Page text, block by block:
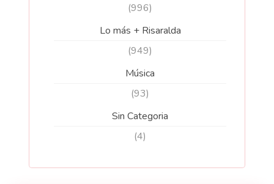
(996)
Lo más + Risaralda
(949)
Música
(93)
Sin Categoria
(4)